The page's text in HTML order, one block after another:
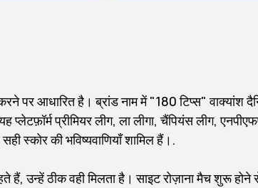
पर आधारित है। ब्रांड नाम में "180 टिप्स" वाक्यांश
प्लेटफ़ॉर्म प्रीमियर लीग, ला लीगा, चैंपियंस लीग,
स्कोर की भविष्यवाणियाँ शामिल हैं।.
हैं, उन्हें ठीक वही मिलता है। साइट रोज़ाना मैच शुरू